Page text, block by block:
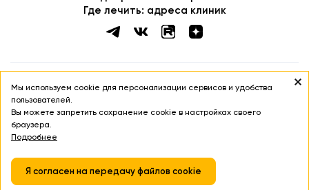
Где лечить: адреса клиник
ИНФОРМАЦИЯ НА ДАННОМ САЙТЕ НЕ ДОЛЖНА ИСПОЛЬЗОВАТЬСЯ
ДЛЯ САМОСТОЯТЕЛЬНОЙ ДИАГНОСТИКИ ЛЕЧЕНИЯ И НЕ МОЖЕТ
БЫТЬ ЗАМЕНОЙ ОЧНОЙ КОНСУЛЬТАЦИИ ВРАЧА
. PsoriazLife
Мы используем cookie для персонализации сервисов и удобства
пользователей.
Вы можете запретить сохранение cookie в настройках своего
браузера.
Подробнее
Я согласен на передачу файлов cookie